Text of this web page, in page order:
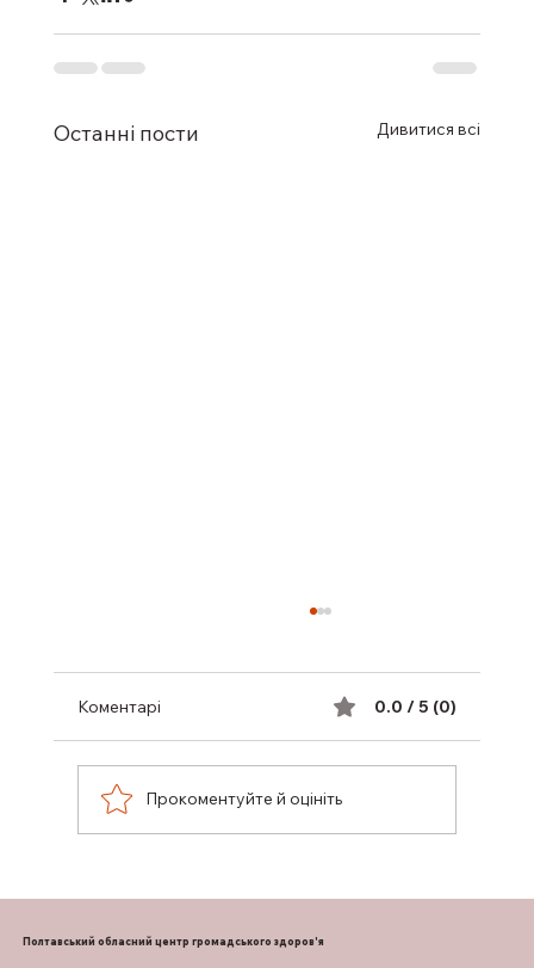
Останні пости Дивитися всі
Коментарі 0.0 / 5 (0)
Прокоментуйте й оцініть
Полтавський обласний центр громадського здоров'я